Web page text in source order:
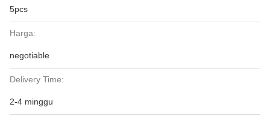
5pcs
Harga:
negotiable
Delivery Time:
2-4 minggu